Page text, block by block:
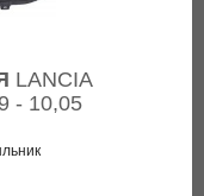
LANCIA
- 10,05